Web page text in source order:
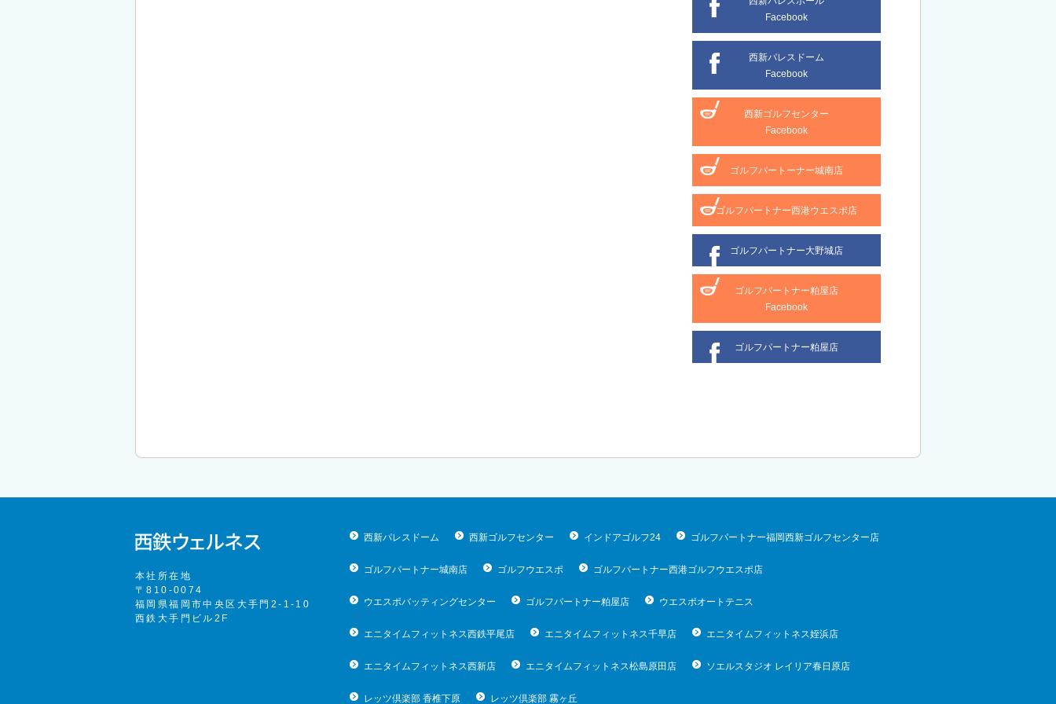
Facebook
西新パレスドーム
Facebook
西新ゴルフセンター
Facebook
ゴルフパートーナー城南店
ゴルフパートナー西港ウエスポ店
ゴルフパートナー大野城店
ゴルフパートナー粕屋店
Facebook
ゴルフパートナー粕屋店
本社所在地
〒810-0074
福岡県福岡市中央区大手門2-1-10
西鉄大手門ビル2F
西新パレスドーム 西新ゴルフセンター インドアゴルフ24 ゴルフパートナー福岡西新ゴルフセンター店
ゴルフパートナー城南店 ゴルフウエスポ ゴルフパートナー西港ゴルフウエスポ店
ウエスポバッティングセンター ゴルフパートナー粕屋店 ウエスポオートテニス
エニタイムフィットネス西鉄平尾店 エニタイムフィットネス千早店 エニタイムフィットネス姪浜店
エニタイムフィットネス西新店 エニタイムフィットネス松島原田店 ソエルスタジオ レイリア春日原店
レッツ倶楽部 香椎下原 レッツ倶楽部 霧ヶ丘